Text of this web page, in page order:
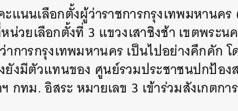
แนนเลือกตั้งผู้ว่าราชการกรุงเทพมหานค
น่วยเลือกตั้งที่ 3 แขวงเสาชิงช้า เขตพระ
าการกรุงเทพมหานคร เป็นไปอย่างคึกคัก
ยังมีตัวแทนของ ศูนย์รวมประชาชนปกป้
กทม. อิสระ หมายเลข 3 เข้าร่วมสังเกตก